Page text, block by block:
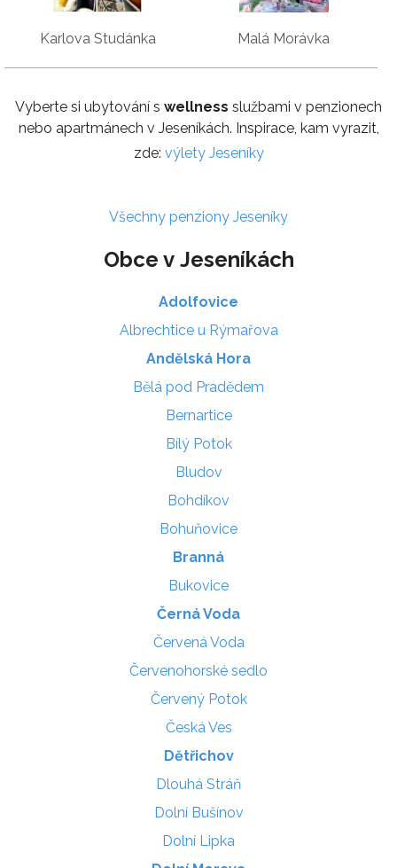
Karlova Studánka Malá Morávka
Vyberte si ubytování s wellness službami v penzionech
nebo apartmánech v Jeseníkách. Inspirace, kam vyrazit,
zde: výlety Jeseníky
Všechny penziony Jeseníky
Obce v Jeseníkách
Adolfovice
Albrechtice u Rýmařova
Andělská Hora
Bělá pod Pradědem
Bernartice
Bílý Potok
Bludov
Bohdíkov
Bohuňovice
Branná
Bukovice
Černá Voda
Červená Voda
Červenohorské sedlo
Červený Potok
Česká Ves
Dětřichov
Dlouhá Stráň
Dolní Bušínov
Dolní Lipka